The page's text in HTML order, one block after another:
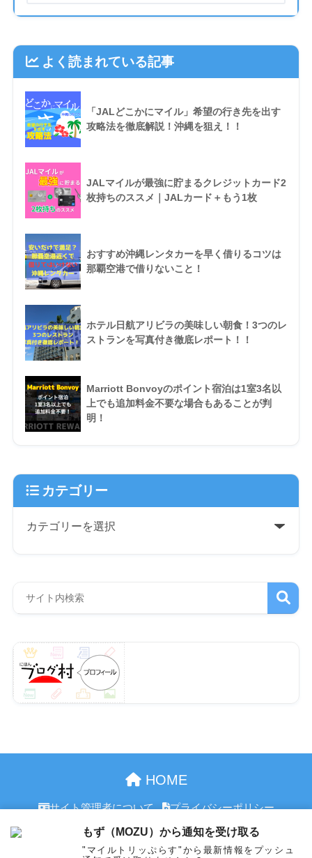
よく読まれている記事
「JALどこかにマイル」希望の行き先を出す
攻略法を徹底解説！沖縄を狙え！！
JALマイルが最強に貯まるクレジットカード2
枚持ちのススメ｜JALカード＋もう1枚
おすすめ沖縄レンタカーを早く借りるコツは
那覇空港で借りないこと！
ホテル日航アリビラの美味しい朝食！3つのレ
ストランを写真付き徹底レポート！！
Marriott Bonvoyのポイント宿泊は1室3名以
上でも追加料金不要な場合もあることが判
明！
カテゴリー
HOME
サイト管理者について
プライバシーポリシー
お問合せ
© 2026 マイルトリッぷらす All rights reserved.
もず（MOZU）から通知を受け取る
"マイルトリッぷらす"から最新情報をプッシュ